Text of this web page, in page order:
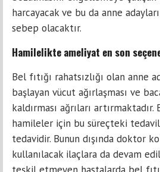
harcayacak ve bu da anne
sebep olacaktır.
Hamilelikte ameliyat en son
Bel fıtığı rahatsızlığı olan anne
başlayan vücut ağırlaşması ve
kaldırması ağrıları artırmaktadır.
hamileler için bu süreçteki
tedavidir. Bunun dışında doktor
kullanılacak ilaçlara da devam